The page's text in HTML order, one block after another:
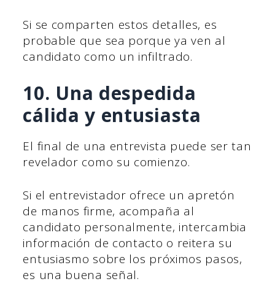
Si se comparten estos detalles, es
probable que sea porque ya ven al
candidato como un infiltrado.
10. Una despedida
cálida y entusiasta
El final de una entrevista puede ser tan
revelador como su comienzo.
Si el entrevistador ofrece un apretón
de manos firme, acompaña al
candidato personalmente, intercambia
información de contacto o reitera su
entusiasmo sobre los próximos pasos,
es una buena señal.